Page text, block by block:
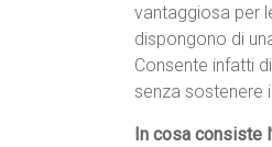
vantaggiosa per
dispongono di
Consente infatti
senza sostenere
In cosa consiste